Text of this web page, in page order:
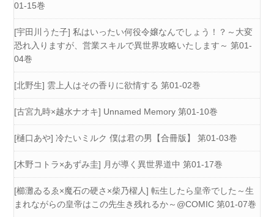
01-15巻
[宇田川うた子] 私はいったい何役令嬢なんでしょう！？～大変
恐れ入りますが、営業スキルで異世界攻略いたします～ 第01-
04巻
[北野生] 雲上人はその香りに欲情する 第01-02巻
[古宮九時×越水ナオキ] Unnamed Memory 第01-10巻
[樋口あや] 冷たいミルク 僕は君の男【合冊版】 第01-03巻
[木野コトラ×あずみ圭] 月が導く異世界道中 第01-17巻
[櫛灘ゐるゑ×魔石の硬さ×柴乃櫂人] 転生したら皇帝でした～生
まれながらの皇帝はこの先生き残れるか～@COMIC 第01-07巻